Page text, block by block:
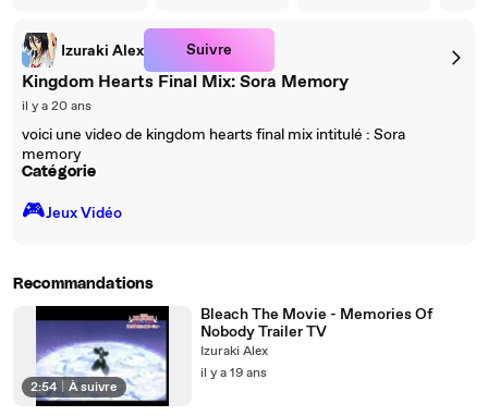
Izuraki Alex Suivre
Kingdom Hearts Final Mix: Sora Memory
il y a 20 ans
voici une video de kingdom hearts final mix intitulé : Sora
memory
Catégorie
🎮️Jeux Vidéo
Recommandations
2:54 À suivre
Bleach The Movie - Memories Of
Nobody Trailer TV
Izuraki Alex
il y a 19 ans